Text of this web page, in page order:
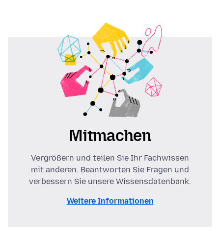
Mitmachen
Vergrößern und teilen Sie Ihr Fachwissen
mit anderen. Beantworten Sie Fragen und
verbessern Sie unsere Wissensdatenbank.
Weitere Informationen